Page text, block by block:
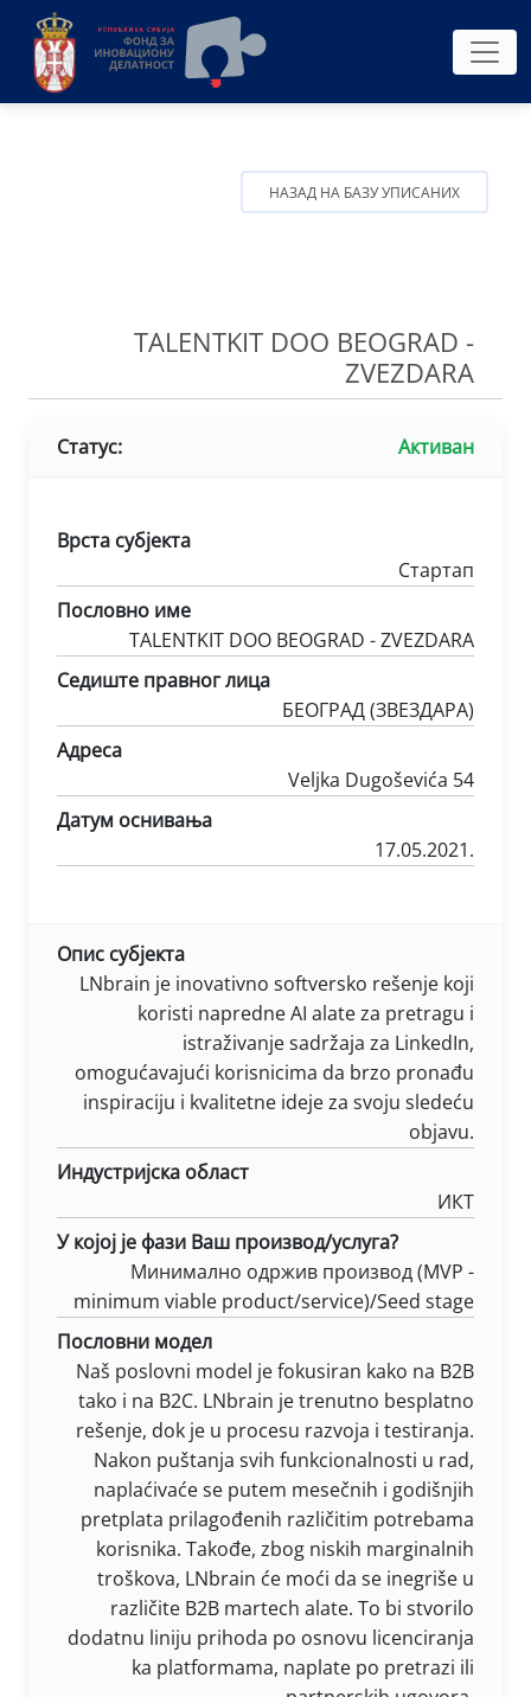
НАЗАД НА БАЗУ УПИСАНИХ
TALENTKIT DOO BEOGRAD -
ZVEZDARA
Статус: Активан
Врста субјекта
Стартап
Пословно име
TALENTKIT DOO BEOGRAD - ZVEZDARA
Седиште правног лица
БЕОГРАД (ЗВЕЗДАРА)
Адреса
Veljka Dugoševića 54
Датум оснивања
17.05.2021.
Опис субјекта
LNbrain je inovativno softversko rešenje koji
koristi napredne AI alate za pretragu i
istraživanje sadržaja za LinkedIn,
omogućavajući korisnicima da brzo pronađu
inspiraciju i kvalitetne ideje za svoju sledeću
objavu.
Индустријска област
ИКТ
У којој је фази Ваш производ/услуга?
Минимално одржив производ (MVP -
minimum viable product/service)/Seed stage
Пословни модел
Naš poslovni model je fokusiran kako na B2B
tako i na B2C. LNbrain je trenutno besplatno
rešenje, dok je u procesu razvoja i testiranja.
Nakon puštanja svih funkcionalnosti u rad,
naplaćivaće se putem mesečnih i godišnjih
pretplata prilagođenih različitim potrebama
korisnika. Takođe, zbog niskih marginalnih
troškova, LNbrain će moći da se inegriše u
različite B2B martech alate. To bi stvorilo
dodatnu liniju prihoda po osnovu licenciranja
ka platformama, naplate po pretrazi ili